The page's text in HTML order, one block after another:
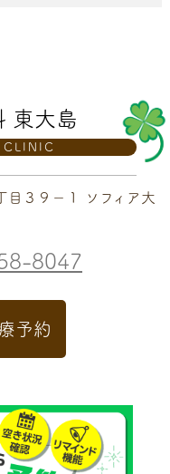
東大島
CLINIC
目３９−１ ソフィア大
8047
予約